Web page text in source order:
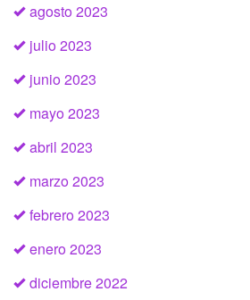
agosto 2023
julio 2023
junio 2023
mayo 2023
abril 2023
marzo 2023
febrero 2023
enero 2023
diciembre 2022